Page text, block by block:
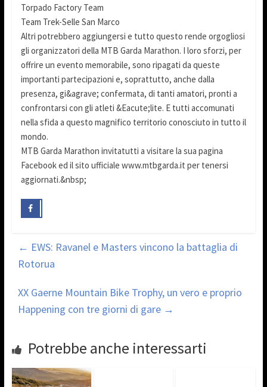
Torpado Factory Team
Team Trek-Selle San Marco
Altri potrebbero aggiungersi e tutto questo rende orgogliosi
gli organizzatori della MTB Garda Marathon. I loro sforzi, per
offrire un evento memorabile, sono ripagati da queste
importanti partecipazioni e, soprattutto, anche dalla
presenza, gi&agrave; confermata, di tanti amatori, pronti a
confrontarsi con gli atleti &Eacute;lite. E tutti accomunati
nella sfida a questo magnifico territorio conosciuto in tutto il
mondo.
MTB Garda Marathon invitatutti a visitare la sua pagina
Facebook ed il sito ufficiale www.mtbgarda.it per tenersi
aggiornati.&nbsp;
← EWS: Ravanel e Masters vincono la battaglia di
Rotorua
XX Gaerne Mountain Bike Trophy, un vero e proprio
Happening con tre giorni di gare →
Potrebbe anche interessarti